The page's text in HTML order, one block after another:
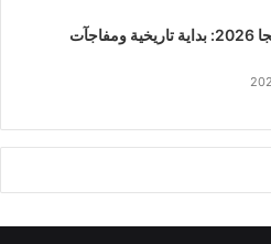
أخبار المانجا 2026: بداية تاريخية ومفاجآت